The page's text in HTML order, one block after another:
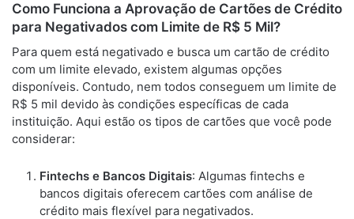
Como Funciona a Aprovação de Cartões de Crédito
para Negativados com Limite de R$ 5 Mil?
Para quem está negativado e busca um cartão de crédito
com um limite elevado, existem algumas opções
disponíveis. Contudo, nem todos conseguem um limite de
R$ 5 mil devido às condições específicas de cada
instituição. Aqui estão os tipos de cartões que você pode
considerar:
Fintechs e Bancos Digitais: Algumas fintechs e
bancos digitais oferecem cartões com análise de
crédito mais flexível para negativados.